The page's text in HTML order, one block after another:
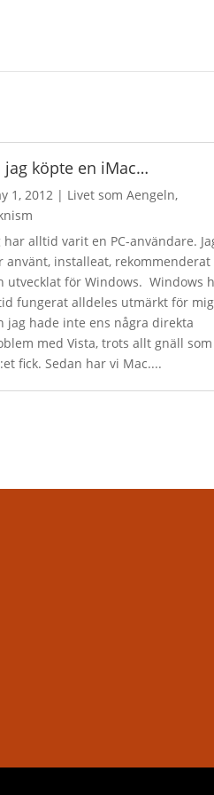
jag köpte en iMac…
1, 2012 | Livet som Aengeln,
har alltid varit en PC-användare.
använt, installeat, rekommenderat
utvecklat för Windows. Windows
fungerat alldeles utmärkt för
jag hade inte ens några direkta
med Vista, trots allt gnäll som
fick. Sedan har vi Mac....